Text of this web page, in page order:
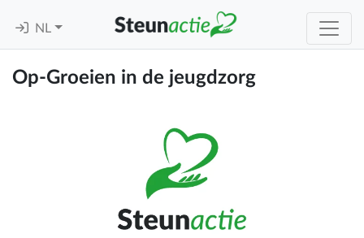
NL
Op-Groeien in de jeugdzorg